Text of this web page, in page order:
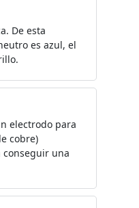
De esta
es azul, el
electrodo para
cobre)
una